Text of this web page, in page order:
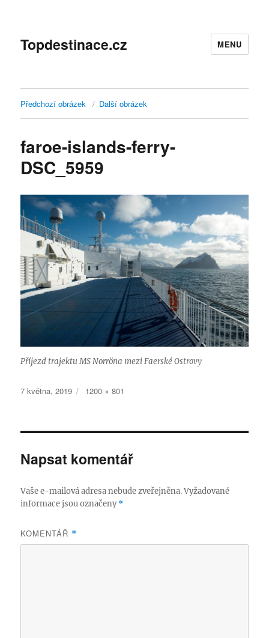
Topdestinace.cz MENU
Předchozí obrázek Další obrázek
faroe-islands-ferry-
DSC_5959
Příjezd trajektu MS Norröna mezi Faerské Ostrovy
Publikováno:
7 května, 2019
Původní
1200 × 801
Napsat komentář
Vaše e-mailová adresa nebude zveřejněna. Vyžadované
informace jsou označeny*
KOMENTÁŘ *